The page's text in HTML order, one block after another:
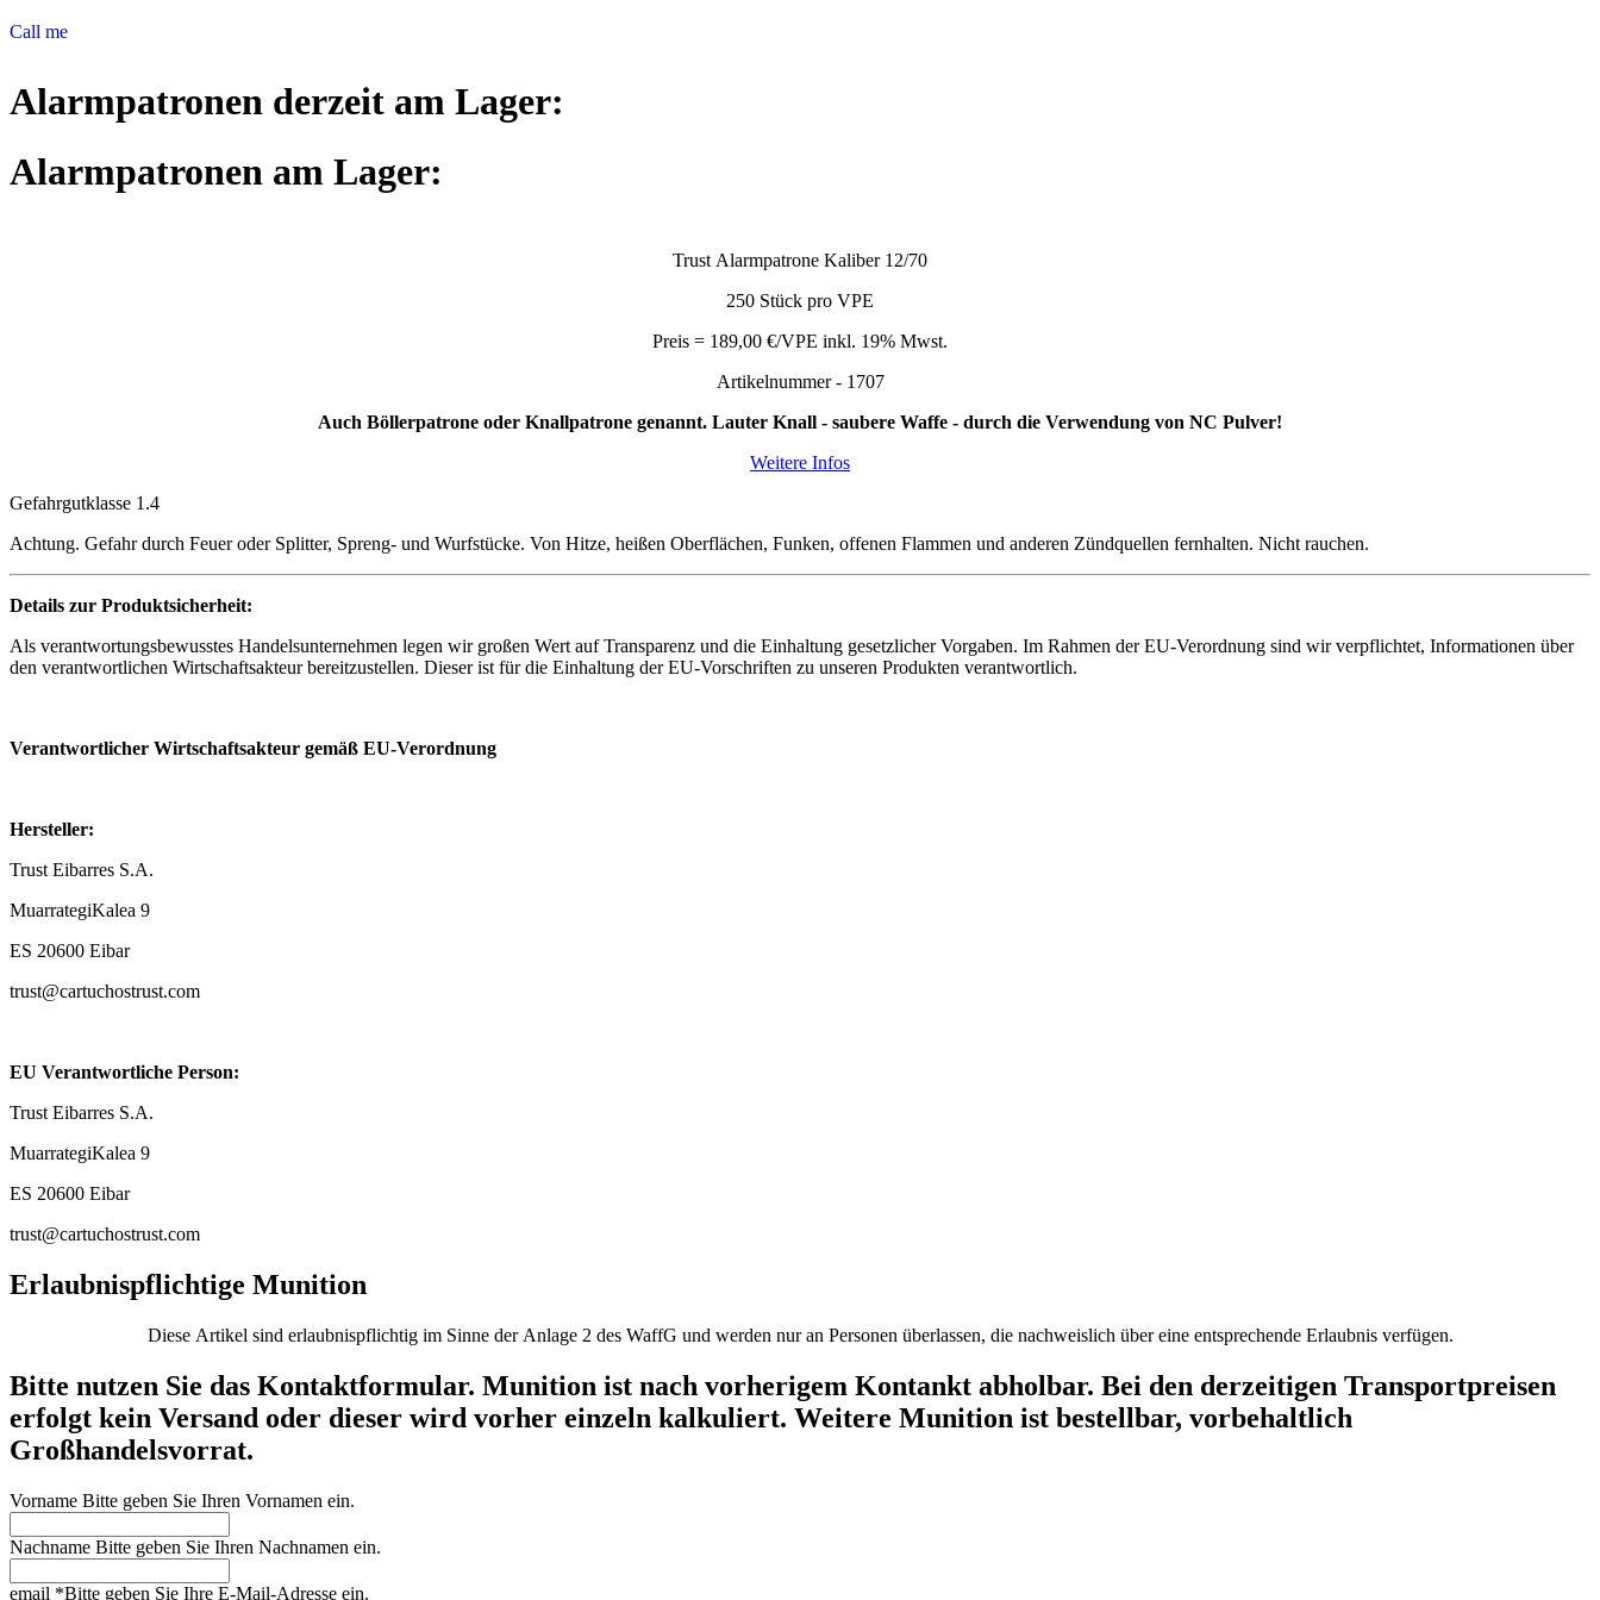
Call me
Alarmpatronen derzeit am Lager:
Alarmpatronen am Lager:
Trust Alarmpatrone Kaliber 12/70
250 Stück pro VPE
Preis = 189,00 €/VPE inkl. 19% Mwst.
Artikelnummer - 1707
Auch Böllerpatrone oder Knallpatrone genannt. Lauter Knall - saubere Waffe - durch die Verwendung von NC Pulver!
Weitere Infos
Gefahrgutklasse 1.4
Achtung. Gefahr durch Feuer oder Splitter, Spreng- und Wurfstücke. Von Hitze, heißen Oberflächen, Funken, offenen Flammen und anderen Zündquellen fernhalten. Nicht rauchen.
Details zur Produktsicherheit:
Als verantwortungsbewusstes Handelsunternehmen legen wir großen Wert auf Transparenz und die Einhaltung gesetzlicher Vorgaben. Im Rahmen der EU-Verordnung sind wir verpflichtet, Informationen über
den verantwortlichen Wirtschaftsakteur bereitzustellen. Dieser ist für die Einhaltung der EU-Vorschriften zu unseren Produkten verantwortlich.
Verantwortlicher Wirtschaftsakteur gemäß EU-Verordnung
Hersteller:
Trust Eibarres S.A.
MuarrategiKalea 9
ES 20600 Eibar
trust@cartuchostrust.com
EU Verantwortliche Person:
Trust Eibarres S.A.
MuarrategiKalea 9
ES 20600 Eibar
trust@cartuchostrust.com
Erlaubnispflichtige Munition
Diese Artikel sind erlaubnispflichtig im Sinne der Anlage 2 des WaffG und werden nur an Personen überlassen, die nachweislich über eine entsprechende Erlaubnis verfügen.
Bitte nutzen Sie das Kontaktformular. Munition ist nach vorherigem Kontankt abholbar. Bei den derzeitigen Transportpreisen
erfolgt kein Versand oder dieser wird vorher einzeln kalkuliert. Weitere Munition ist bestellbar, vorbehaltlich
Großhandelsvorrat.
Vorname Bitte geben Sie Ihren Vornamen ein.
Nachname Bitte geben Sie Ihren Nachnamen ein.
email *Bitte geben Sie Ihre E-Mail-Adresse ein.